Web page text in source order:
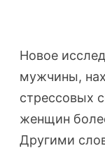
Новое
мужчины,
стрессовых
женщин
Другими